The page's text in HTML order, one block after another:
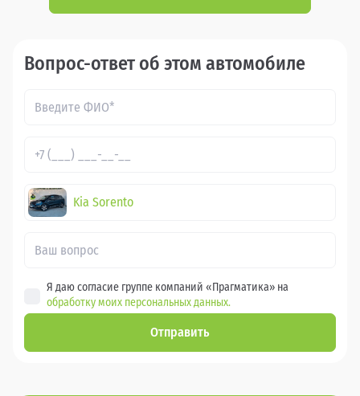
Вопрос-ответ об этом автомобиле
Kia Sorento
Я даю согласие группе компаний «Прагматика» на
обработку моих персональных данных.
Отправить